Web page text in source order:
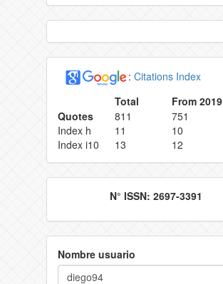
: Citations Index
Total
From 2019
Quotes
811
751
Index h
11
10
Index i10
13 12
N° ISSN: 2697-3391
Nombre usuario